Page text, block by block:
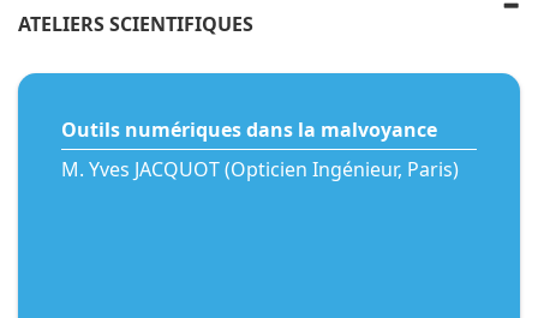
ATELIERS SCIENTIFIQUES
Outils numériques dans la malvoyance
M. Yves JACQUOT (Opticien Ingénieur, Paris)